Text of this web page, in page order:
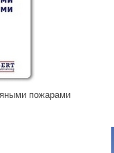
пожарами